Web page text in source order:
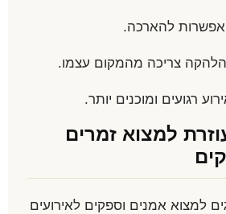
אפשרות להארכה.
צריכה מהמקום עצמו.
רגועים ומוכנים יותר.
למצוא זמרים
למצוא אמנים וספקים לאירועים